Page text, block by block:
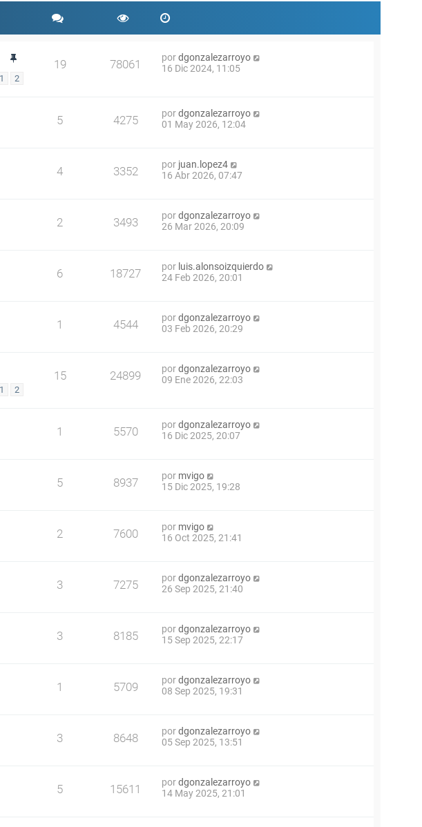
1 2
19 78061 pordgonzalezarroyo
16 Dic 2024, 11:05
5 4275 pordgonzalezarroyo
01 May 2026, 12:04
4 3352 por juan.lopez4
16 Abr 2026, 07:47
2 3493 pordgonzalezarroyo
26 Mar 2026, 20:09
6 18727 por luis.alonsoizquierdo
24 Feb 2026, 20:01
1 4544 pordgonzalezarroyo
03 Feb 2026, 20:29
1 2
15 24899 pordgonzalezarroyo
09 Ene 2026, 22:03
1 5570 pordgonzalezarroyo
16 Dic 2025, 20:07
5 8937 por mvigo
15 Dic 2025, 19:28
2 7600 por mvigo
16 Oct 2025, 21:41
3 7275 pordgonzalezarroyo
26 Sep 2025, 21:40
3 8185 pordgonzalezarroyo
15 Sep 2025, 22:17
1 5709 pordgonzalezarroyo
08 Sep 2025, 19:31
3 8648 pordgonzalezarroyo
05 Sep 2025, 13:51
5 15611 pordgonzalezarroyo
14 May 2025, 21:01